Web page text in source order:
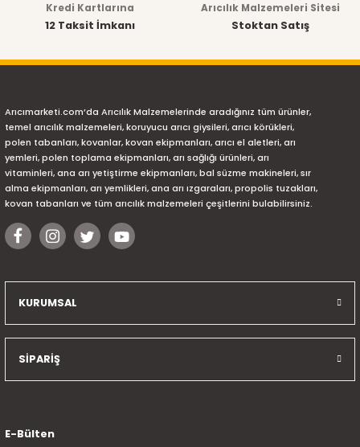
Kredi Kartlarına
12 Taksit İmkanı
Arıcılık Malzemeleri Sitesi
Stoktan Satış
Arıcımarketi.com’da Arıcılık Malzemelerinde aradığınız tüm ürünler,
temel arıcılık malzemeleri, koruyucu arıcı giysileri, arıcı körükleri,
polen tabanları, kovanlar, kovan ekipmanları, arıcı el aletleri, arı
yemleri, polen toplama ekipmanları, arı sağlığı ürünleri, arı
vitaminleri, ana arı yetiştirme ekipmanları, bal süzme makineleri, sır
alma ekipmanları, arı yemlikleri, ana arı ızgaraları, propolis tuzakları,
kovan tabanları ve tüm arıcılık malzemeleri çeşitlerini bulabilirsiniz.
KURUMSAL
SİPARİŞ
E-Bülten